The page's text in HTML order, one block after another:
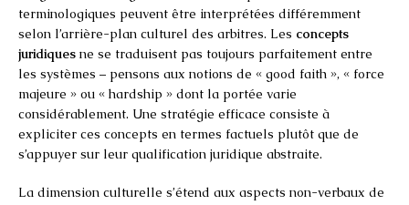
terminologiques peuvent être interprétées différemment
selon l’arrière-plan culturel des arbitres. Les concepts
juridiques ne se traduisent pas toujours parfaitement entre
les systèmes – pensons aux notions de « good faith », « force
majeure » ou « hardship » dont la portée varie
considérablement. Une stratégie efficace consiste à
expliciter ces concepts en termes factuels plutôt que de
s’appuyer sur leur qualification juridique abstraite.
La dimension culturelle s’étend aux aspects non-verbaux de